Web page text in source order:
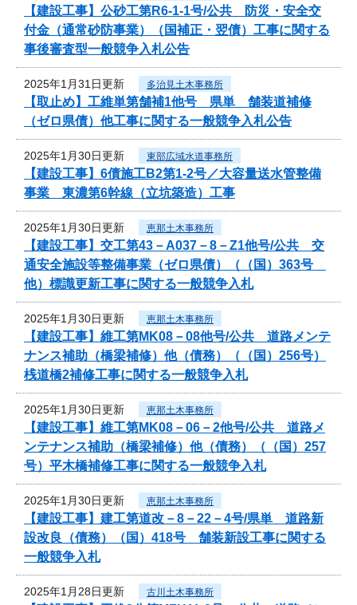
【建設工事】公砂工第R6-1-1号/公共 防災・安全交
付金（通常砂防事業）（国補正・翌債）工事に関する
事後審査型一般競争入札公告
2025年1月31日更新 多治見土木事務所
【取止め】工維単第舗補1他号 県単 舗装道補修
（ゼロ県債）他工事に関する一般競争入札公告
2025年1月30日更新 東部広域水道事務所
【建設工事】6債施工B2第1-2号／大容量送水管整備
事業 東濃第6幹線（立坑築造）工事
2025年1月30日更新 恵那土木事務所
【建設工事】交工第43－A037－8－Z1他号/公共 交
通安全施設等整備事業（ゼロ県債）（（国）363号
他）標識更新工事に関する一般競争入札
2025年1月30日更新 恵那土木事務所
【建設工事】維工第MK08－08他号/公共 道路メンテ
ナンス補助（橋梁補修）他（債務）（（国）256号）
桟道橋2補修工事に関する一般競争入札
2025年1月30日更新 恵那土木事務所
【建設工事】維工第MK08－06－2他号/公共 道路メ
ンテナンス補助（橋梁補修）他（債務）（（国）257
号）平木橋補修工事に関する一般競争入札
2025年1月30日更新 恵那土木事務所
【建設工事】建工第道改－8－22－4号/県単 道路新
設改良（債務）（国）418号 舗装新設工事に関する
一般競争入札
2025年1月28日更新 古川土木事務所